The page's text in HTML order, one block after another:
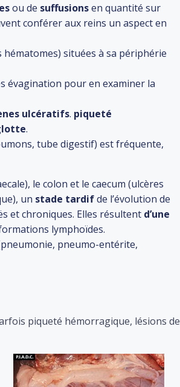
ou de suffusionsen quantité sur
conférer aux reins un aspect en
hématomes) situées à sa périphérie
évagination pour en examiner la
ulcératifs. piqueté
.
tube digestif) est fréquente,
le colon et le caecum (ulcères
un stade tardifde l’évolution de
et chroniques. Elles résultent d’une
lymphoïdes.
pneumo-entérite,
piqueté hémorragique, lésions de